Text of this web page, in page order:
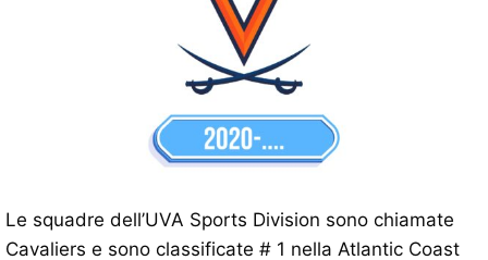
Le squadre dell’UVA Sports Division sono chiamate
Cavaliers e sono classificate # 1 nella Atlantic Coast